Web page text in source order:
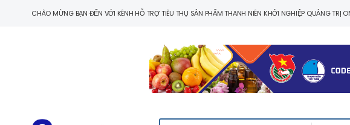
CHÀO MỪNG BẠN ĐẾN VỚI KÊNH HỖ TRỢ TIÊU THỤ SẢN PHẨM THANH NIÊN KHỞI NGHIỆP QUẢNG TRỊ